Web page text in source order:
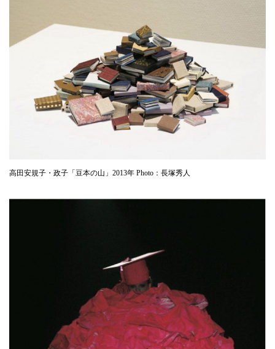
高田安規子・政子「豆本の山」2013年 Photo：長塚秀人